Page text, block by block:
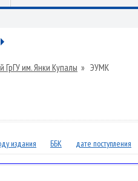
ГрГУ им. Янки Купалы » ЭУМК
издания ББК дате поступления